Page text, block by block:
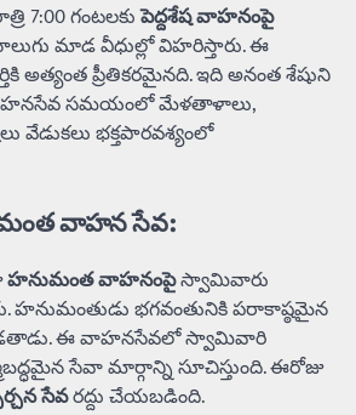
7:00 గంటలకుపెద్దశేష వాహనంపై
మాడ వీధుల్లో విహరిస్తారు. ఈ
అత్యంత ప్రీతికరమైనది. ఇది అనంత శేషుని
వాహనసేవ సమయంలో మేళతాళాలు,
వేడుకలు భక్తపారవశ్యంలో
వాహన సేవ:
హనుమంత వాహనంపైస్వామివారు
హనుమంతుడు భగవంతునికి పరాకాష్ఠమైన
ఈ వాహనసేవలో స్వామివారి
సేవా మార్గాన్ని సూచిస్తుంది. ఈరోజు
సేవరద్దు చేయబడింది.